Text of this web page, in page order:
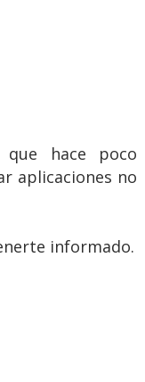
que hace poco
aplicaciones no
informado.